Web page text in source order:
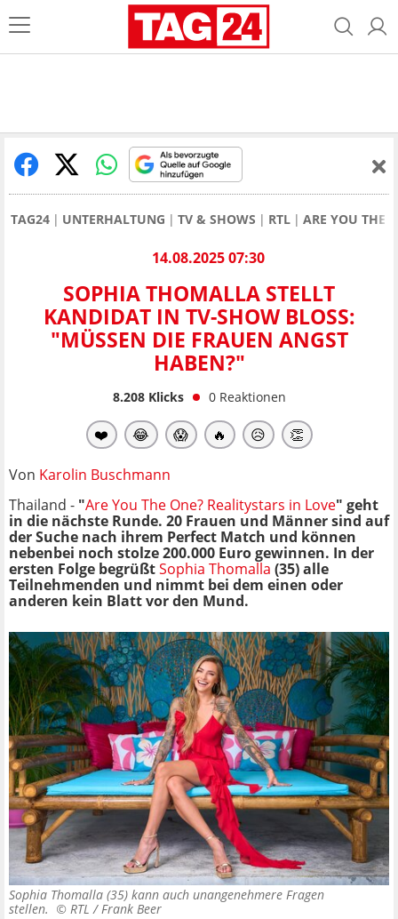
TAG24 UNTERHALTUNG TV & SHOWS RTL ARE YOU THE
14.08.2025 07:30
SOPHIA THOMALLA STELLT
KANDIDAT IN TV-SHOW BLOSS: "
MÜSSEN DIE FRAUEN ANGST H
ABEN?"
8.208Klicks 0 Reaktionen
❤️ 😂 😱 🔥 😥 👏
Von Karolin Buschmann
Thailand - "Are You The One? Realitystars in Love" geht
in die nächste Runde. 20 Frauen und Männer sind auf
der Suche nach ihrem Perfect Match und können
nebenbei noch stolze 200.000 Euro gewinnen. In der
ersten Folge begrüßtSophia Thomalla (35) alle
Teilnehmenden und nimmt bei dem einen oder
anderen kein Blatt vor den Mund.
Sophia Thomalla (35) kann auch unangenehmere Fragen
stellen. © RTL / Frank Beer